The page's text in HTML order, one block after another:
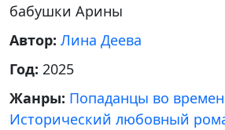
бабушки Арины
Автор: Лина Деева
Год: 2025
Жанры: Попаданцы во
Исторический любовный